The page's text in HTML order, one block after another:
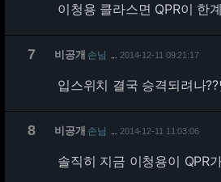
이청용 클라스면 QPR이 한
7 비공개 손님 2014-12-11 09:21:17
입스위치 결국 승격되려나
8 비공개 손님 2014-12-11 11:03:06
솔직히 지금 이청용이 QPR